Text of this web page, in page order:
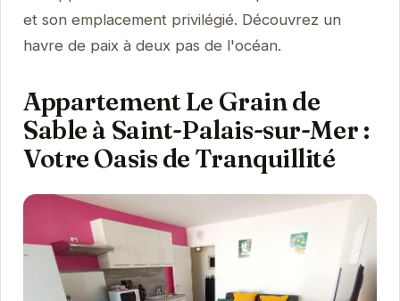
et son emplacement privilégié. Découvrez un
havre de paix à deux pas de l'océan.
Appartement Le Grain de
Sable à Saint-Palais-sur-Mer :
Votre Oasis de Tranquillité